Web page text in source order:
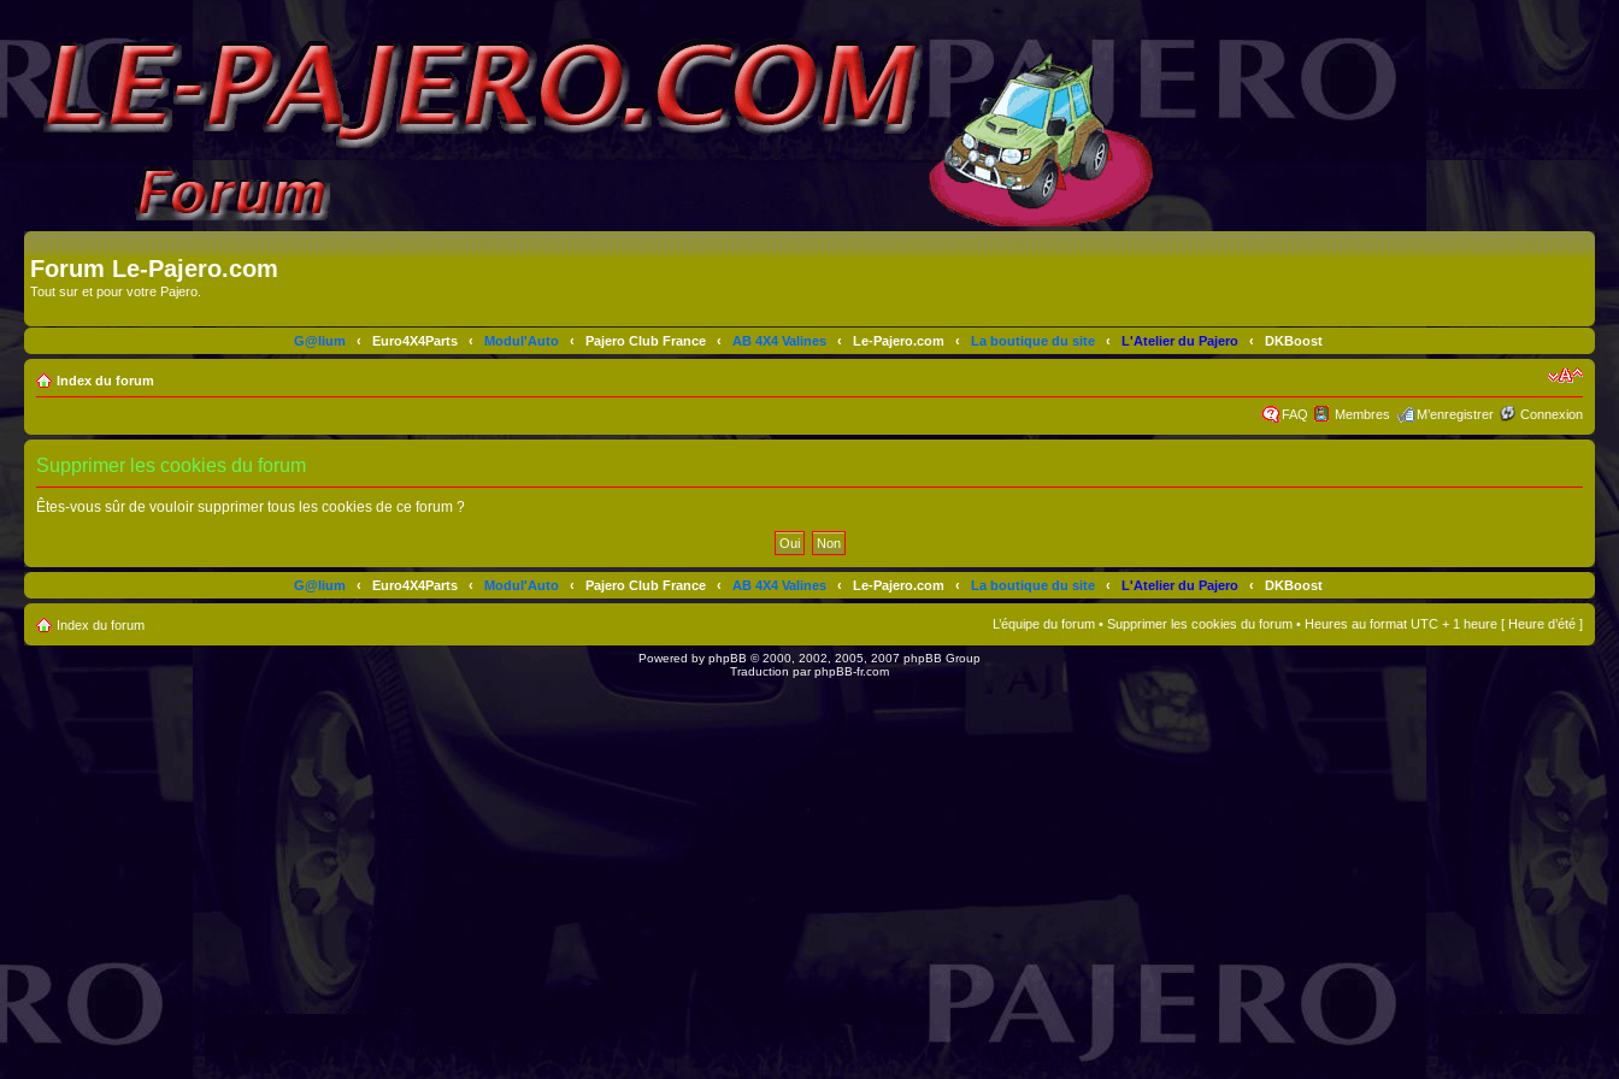
Forum Le-Pajero.com
Tout sur et pour votre Pajero.
G@lium ‹ Euro4X4Parts ‹ Modul'Auto ‹ Pajero Club France ‹ AB 4X4 Valines ‹ Le-Pajero.com ‹ La boutique du site ‹ L'Atelier du Pajero ‹ DKBoost
Index du forum
FAQ Membres M’enregistrer Connexion
Supprimer les cookies du forum
Êtes-vous sûr de vouloir supprimer tous les cookies de ce forum ?
G@lium ‹ Euro4X4Parts ‹ Modul'Auto ‹ Pajero Club France ‹ AB 4X4 Valines ‹ Le-Pajero.com ‹ La boutique du site ‹ L'Atelier du Pajero ‹ DKBoost
Index du forum L’équipe du forum • Supprimer les cookies du forum • Heures au format UTC + 1 heure [ Heure d’été ]
Powered by phpBB © 2000, 2002, 2005, 2007 phpBB Group
Traduction parphpBB-fr.com